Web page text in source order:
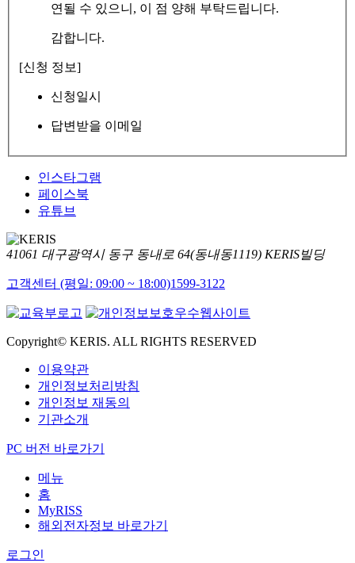
연될 수 있으니, 이 점 양해 부탁드립니다.
감합니다.
[신청 정보]
신청일시
답변받을 이메일
인스타그램
페이스북
유튜브
41061 대구광역시 동구 동내로 64(동내동1119) KERIS빌딩
고객센터 (평일: 09:00 ~ 18:00)1599-3122
Copyright© KERIS. ALL RIGHTS RESERVED
이용약관
개인정보처리방침
개인정보 재동의
기관소개
PC 버전 바로가기
메뉴
홈
MyRISS
해외전자정보 바로가기
로그인